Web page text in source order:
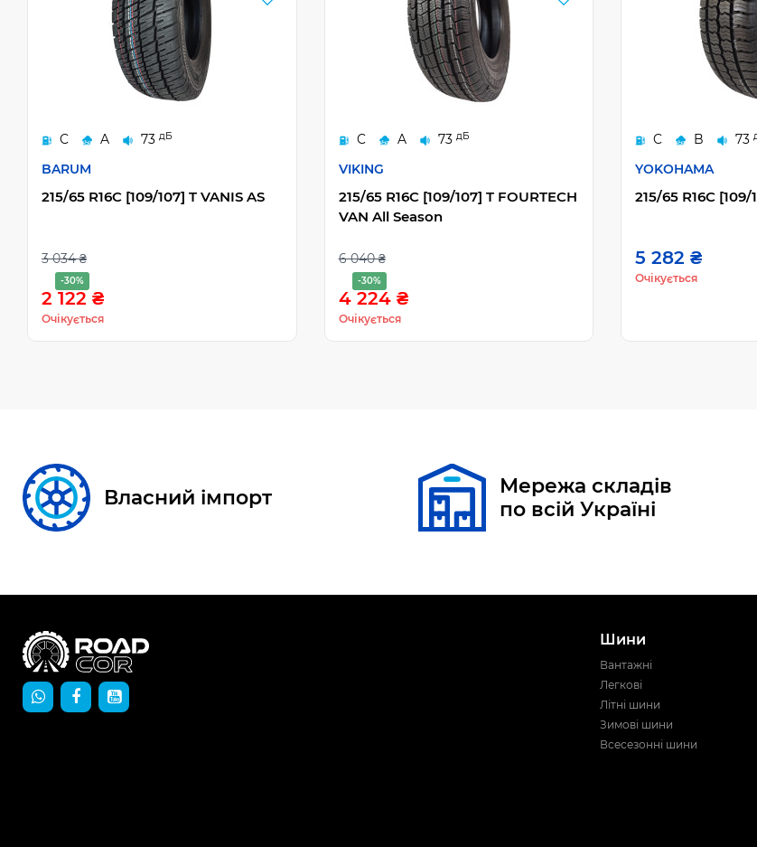
C A 73 дБ
BARUM
215/65 R16C [109/107] T VANIS AS
3 034 ₴
-30%
2 122 ₴
Очікується
C A 73 дБ
VIKING
215/65 R16C [109/107] T FOURTECH
VAN All Season
6 040 ₴
-30%
4 224 ₴
Очікується
C B 73
YOKOHAMA
215/65 R16C [109/
5 282 ₴
Очікується
Власний імпорт
Мережа складів
по всій Україні
Шини
Вантажні
Легкові
Літні шини
Зимові шини
Всесезонні шини